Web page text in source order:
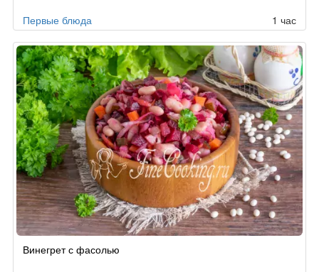
Первые блюда 1 час
Винегрет с фасолью